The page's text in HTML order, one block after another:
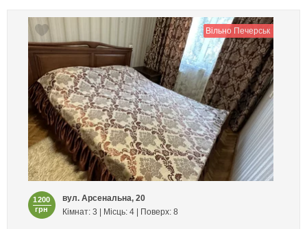
Вільно Печерськ
1200
грн
вул. Арсенальна, 20
Кімнат: 3 | Місць: 4 | Поверх: 8